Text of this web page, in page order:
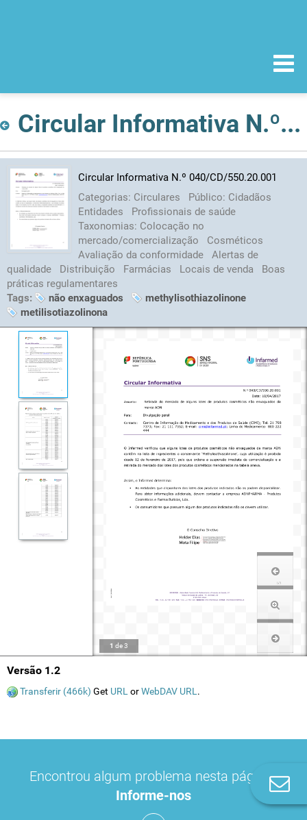
Circular Informativa N.º 040/CD/550.20.001
Circular Informativa N.º 040/CD/550.20.001
Categorias: Circulares Público: Cidadãos
Entidades
Profissionais de saúde
Taxonomias: Colocação no
mercado/comercialização
Cosméticos
Avaliação da conformidade
Alertas de
qualidade
Distribuição Farmácias Locais de venda
Boas
práticas regulamentares
Tags:
não enxaguados
methylisothiazolinone
metilisotiazolinona
1 de3
Versão 1.2
Transferir (466k) Get URL orWebDAV URL .
Encontrou algum problema nesta página?
Informe-nos